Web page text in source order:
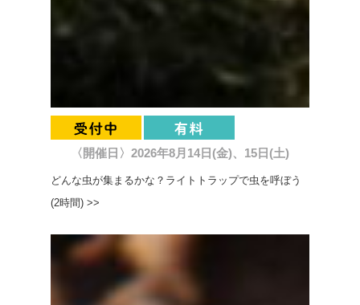
〈開催日〉2026年8月14日(金)、15日(土)
どんな虫が集まるかな？ライトトラップで虫を呼ぼう
(2時間) >>